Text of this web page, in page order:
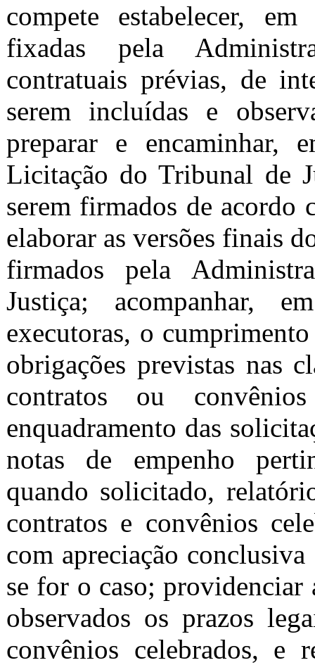
compete estabelecer,
fixadas pela
contratuais prévias, de
serem incluídas e
preparar e encaminhar,
Licitação do Tribunal de
serem firmados de
elaborar as versões finais
firmados pela
Justiça; acompanhar,
executoras, o
obrigações previstas nas
contratos ou
enquadramento das
notas de empenho
quando solicitado,
contratos e convênios
com apreciação
se for o caso;
observados os prazos
convênios celebrados, e